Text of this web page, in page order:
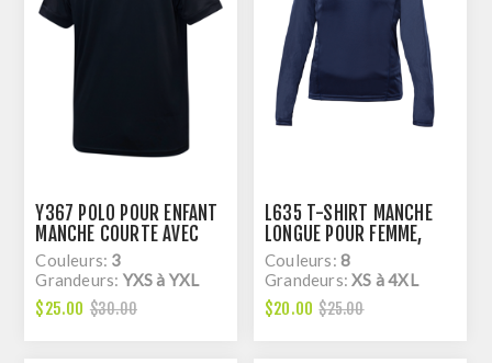
Y367 POLO POUR ENFANT
MANCHE COURTE AVEC
COLLET EN TRICOT, DRY
FIT
Couleurs: 3
Grandeurs: YXS à YXL
$25.00 $30.00
L635 T-SHIRT MANCHE
LONGUE POUR FEMME,
DRY FIT
Couleurs:8
Grandeurs:XS à 4XL
$20.00 $25.00